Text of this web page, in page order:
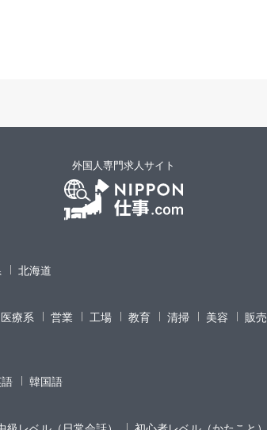
外国人専門求人サイト
北海道
医療系 営業 工場 教育 清掃 美容
販売
韓国語